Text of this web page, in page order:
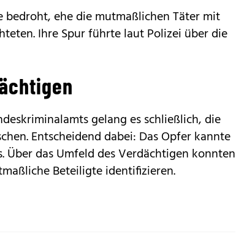
bedroht, ehe die mutmaßlichen Täter mit
Ihre Spur führte laut Polizei über die
gelang es schließlich, die
Entscheidend dabei: Das Opfer kannte
Über das Umfeld des Verdächtigen konnten
Beteiligte identifizieren.